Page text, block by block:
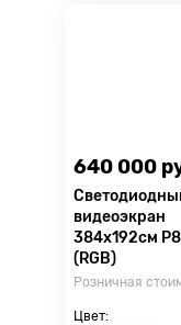
640 000
видеоэкран
384х192см
(RGB)
Розничная
Цвет: